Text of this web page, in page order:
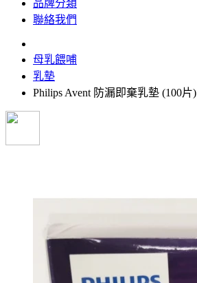
品牌分類
聯絡我們
母乳餵哺
乳墊
Philips Avent 防漏即棄乳墊 (100片)